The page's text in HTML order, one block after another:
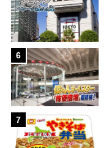
6
7